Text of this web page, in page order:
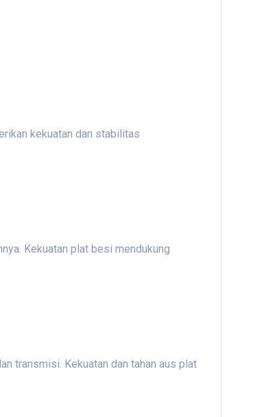
kekuatan dan stabilitas
Kekuatan plat besi mendukung
transmisi. Kekuatan dan tahan aus plat